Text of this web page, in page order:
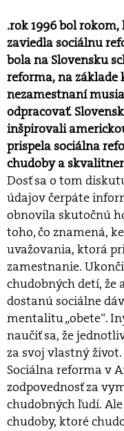
.rok 1996 bol
zaviedla sociálnu
bola na Slovensku
reforma, na základe
nezamestnaní
odpracovať.
inšpirovali
prispela sociálna
chudoby a
Dosť sa o tom
údajov čerpáte
obnovila skutočnú
toho, čo znamená,
uvažovania, ktorá
zamestnanie.
chudobných detí, že
dostanú sociálne
mentalitu „obete“.
naučiť sa, že
za svoj vlastný život.
Sociálna reforma v
zodpovednosť za
chudobných ľudí.
chudoby, ktoré